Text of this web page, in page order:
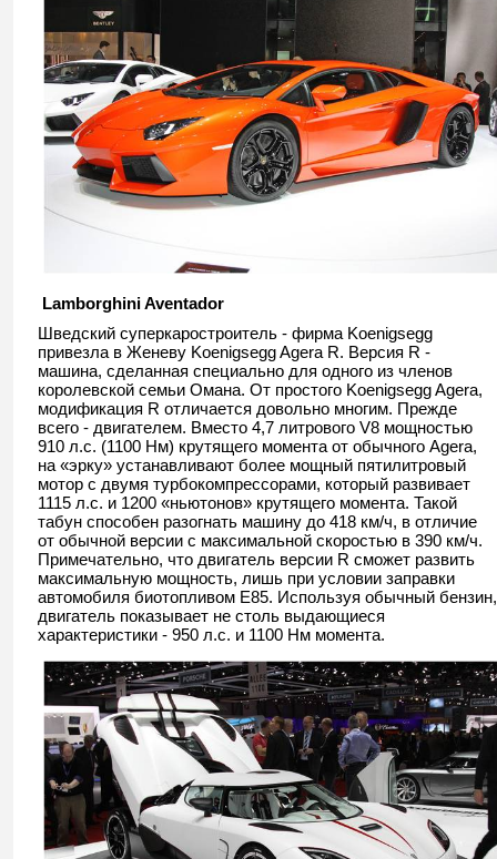
Lamborghini Aventador
Шведский суперкаростроитель - фирма Koenigsegg
привезла в Женеву Koenigsegg Agera R. Версия R -
машина, сделанная специально для одного из членов
королевской семьи Омана. От простого Koenigsegg Agera,
модификация R отличается довольно многим. Прежде
всего - двигателем. Вместо 4,7 литрового V8 мощностью
910 л.с. (1100 Нм) крутящего момента от обычного Agera,
на «эрку» устанавливают более мощный пятилитровый
мотор с двумя турбокомпрессорами, который развивает
1115 л.с. и 1200 «ньютонов» крутящего момента. Такой
табун способен разогнать машину до 418 км/ч, в отличие
от обычной версии с максимальной скоростью в 390 км/ч.
Примечательно, что двигатель версии R сможет развить
максимальную мощность, лишь при условии заправки
автомобиля биотопливом Е85. Используя обычный бензин,
двигатель показывает не столь выдающиеся
характеристики - 950 л.с. и 1100 Нм момента.